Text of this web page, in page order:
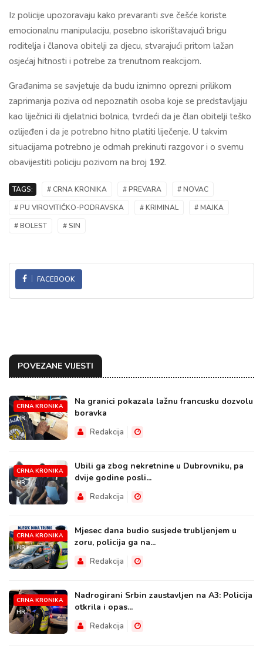
Iz policije upozoravaju kako prevaranti sve češće koriste
emocionalnu manipulaciju, posebno iskorištavajući brigu
roditelja i članova obitelji za djecu, stvarajući pritom lažan
osjećaj hitnosti i potrebe za trenutnom reakcijom.
Građanima se savjetuje da budu iznimno oprezni prilikom
zaprimanja poziva od nepoznatih osoba koje se predstavljaju
kao liječnici ili djelatnici bolnica, tvrdeći da je član obitelji teško
ozlijeđen i da je potrebno hitno platiti liječenje. U takvim
situacijama potrebno je odmah prekinuti razgovor i o svemu
obavijestiti policiju pozivom na broj 192.
TAGS: # CRNA KRONIKA # PREVARA
# NOVAC
# PU VIROVITIČKO-PODRAVSKA
# KRIMINAL
# MAJKA
# BOLEST
# SIN
FACEBOOK
POVEZANE VIJESTI
CRNA KRONIKA
HR
Na granici pokazala lažnu francusku dozvolu
boravka
Redakcija
CRNA KRONIKA
HR
Ubili ga zbog nekretnine u Dubrovniku, pa
dvije godine posli...
Redakcija
CRNA KRONIKA
HR
Mjesec dana budio susjede trubljenjem u
zoru, policija ga na...
Redakcija
CRNA KRONIKA
HR
Nadrogirani Srbin zaustavljen na A3: Policija
otkrila i opas...
Redakcija